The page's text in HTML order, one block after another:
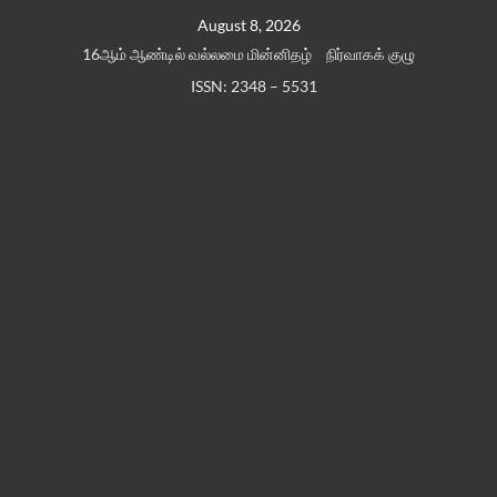
August 8, 2026
16ஆம் ஆண்டில் வல்லமை மின்னிதழ்
நிர்வாகக் குழு
ISSN: 2348 – 5531